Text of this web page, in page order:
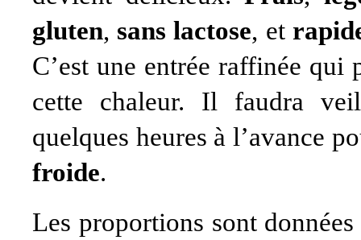
gluten, sans lactose, et
C’est une entrée raffinée
cette chaleur. Il faudra
quelques heures à l’avance
froide.
Les proportions sont